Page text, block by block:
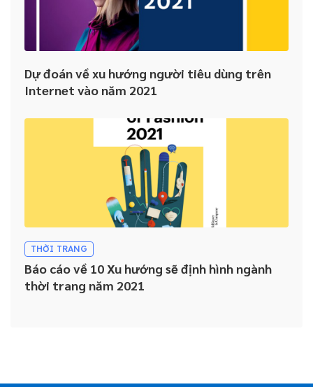
Dự đoán về xu hướng người tiêu dùng trên
Internet vào năm 2021
THỜI TRANG
Báo cáo về 10 Xu hướng sẽ định hình ngành
thời trang năm 2021